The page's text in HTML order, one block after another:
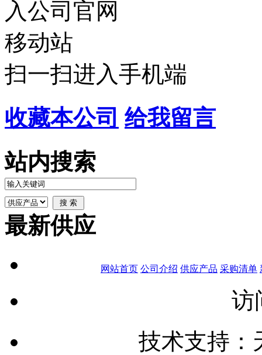
扫一扫进入手机端
收藏本公司 给我留言
站内搜索
最新供应
网站首页 公司介绍 供应产品 采购清单
访
技术支持：